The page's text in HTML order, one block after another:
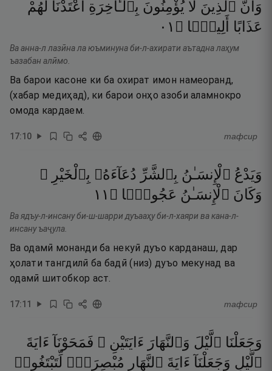
وَأَنَّ ٱلَّذِينَ لَا يُؤْمِنُونَ بِٱلْـَٔاخِرَةِ أَعْتَدْنَا لَهُمْ
عَذَابًا
أَلِيمًۭا ۝ ١٠
Ва анна-л лазӣна ла юъминуна би-л-ахирати аътадна лаҳум
ъазабан алӣмо.
Ва барои касоне ки ба охират имон намеоранд,
(хабар медиҳад), ки барои онҳо азоби аламнокро
омода кардаем.
17:10 тафсир
وَيَدْعُ ٱلْإِنسَـٰنُ بِٱلشَّرِّ دُعَآءَهُۥ بِٱلْخَيْرِ ۖ
وَكَانَ ٱلْإِنسَـٰنُ عَجُولًۭا ۝ ١١
Ва ядъу-л-инсану би-ш-шарри дуъааҳу би-л-хаяри ва кана-л-
инсану ъаҷула.
Ва одамӣ монанди ба некуӣ дуъо карданаш, дар
ҳолати тангдилӣ ба бадӣ (низ) дуъо мекунад ва
одамӣ шитобкор аст.
17:11 тафсир
وَجَعَلْنَا ٱلَّيْلَ وَٱلنَّهَارَ ءَايَتَيْنِ ۖ فَمَحَوْنَآ ءَايَةَ
ٱلَّيْلِ وَجَعَلْنَآ ءَايَةَ ٱلنَّهَارِ مُبْصِرَةًۭ لِّتَبْتَغُوا۟